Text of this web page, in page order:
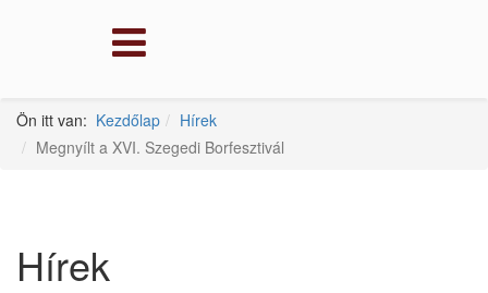
Ön itt van: Kezdőlap
Hírek
Megnyílt a XVI. Szegedi Borfesztivál
Hírek